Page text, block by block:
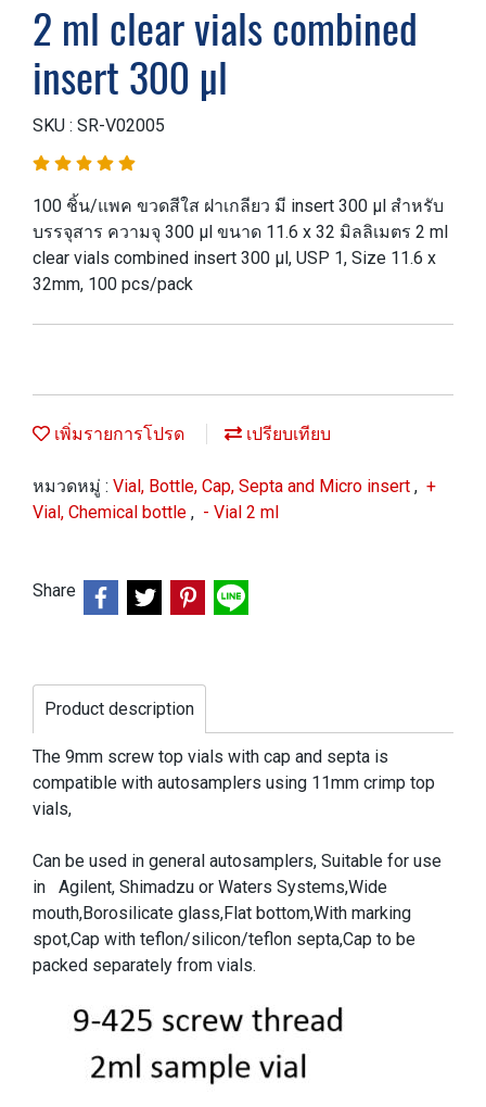
2 ml clear vials combined
insert 300 µl
SKU : SR-V02005
100 ชิ้น/แพค ขวดสีใส ฝาเกลียว มี insert 300 µl สำหรับ
บรรจุสาร ความจุ 300 µl ขนาด 11.6 x 32 มิลลิเมตร 2 ml
clear vials combined insert 300 µl, USP 1, Size 11.6 x
32mm, 100 pcs/pack
เพิ่มรายการโปรด เปรียบเทียบ
หมวดหมู่ : Vial, Bottle, Cap, Septa and Micro insert , +
Vial, Chemical bottle , - Vial 2 ml
Share
Product description
The 9mm screw top vials with cap and septa is
compatible with autosamplers using 11mm crimp top
vials,
Can be used in general autosamplers, Suitable for use
in Agilent, Shimadzu or Waters Systems,Wide
mouth,Borosilicate glass,Flat bottom,With marking
spot,Cap with teflon/silicon/teflon septa,Cap to be
packed separately from vials.